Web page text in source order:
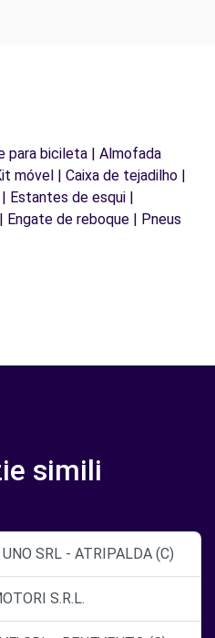
para bicileta | Almofada
móvel | Caixa de tejadilho |
Estantes de esqui |
Engate de reboque | Pneus
simili
SRL - ATRIPALDA (C)
S.R.L.